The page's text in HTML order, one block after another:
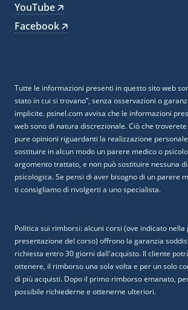
YouTube 🡥
Facebook 🡥
Tutte le informazioni presenti in questo sito web
stato in cui si trovano”, senza osservazioni o
implicite. psinel.com avvisa che le informazioni
web sono di natura discrezionale. Ciò che
pure opinioni riguardanti la realizzazione
sostituire in alcun modo un parere medico o
argomento trattato, e non può sostituire nessuna
psicologica. Se pensi di aver bisogno di un parere
ti consigliamo di rivolgerti a uno specialista.
Politica sui rimborsi: alcuni corsi (ove indicato nella
presentazione del corso) offrono la garanzia
richiesta entro 30 giorni dall'acquisto. Il cliente
ottenere, il rimborso una sola volta e per un solo
di più acquisti. Dopo il primo rimborso emanato,
possibile richiederne e ottenerne ulteriori.